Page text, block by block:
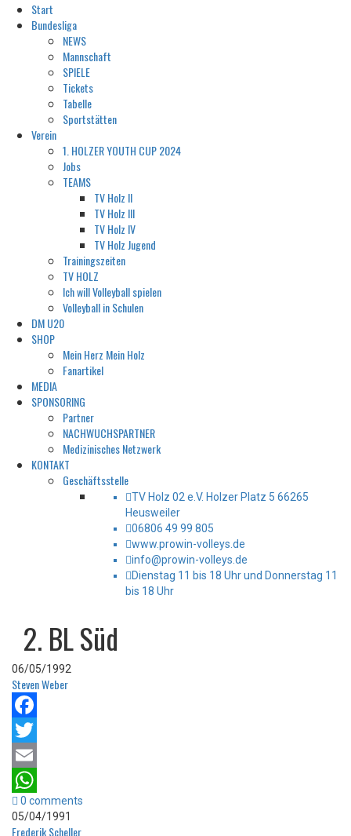
Start
Bundesliga
NEWS
Mannschaft
SPIELE
Tickets
Tabelle
Sportstätten
Verein
1. HOLZER YOUTH CUP 2024
Jobs
TEAMS
TV Holz II
TV Holz III
TV Holz IV
TV Holz Jugend
Trainingszeiten
TV HOLZ
Ich will Volleyball spielen
Volleyball in Schulen
DM U20
SHOP
Mein Herz Mein Holz
Fanartikel
MEDIA
SPONSORING
Partner
NACHWUCHSPARTNER
Medizinisches Netzwerk
KONTAKT
Geschäftsstelle
TV Holz 02 e.V. Holzer Platz 5 66265
Heusweiler
06806 49 99 805
www.prowin-volleys.de
info@prowin-volleys.de
Dienstag 11 bis 18 Uhr und Donnerstag 11
bis 18 Uhr
2. BL Süd
06/05/1992
Steven Weber
Facebook
Twitter
Email
WhatsApp
0 comments
05/04/1991
Frederik Scheller